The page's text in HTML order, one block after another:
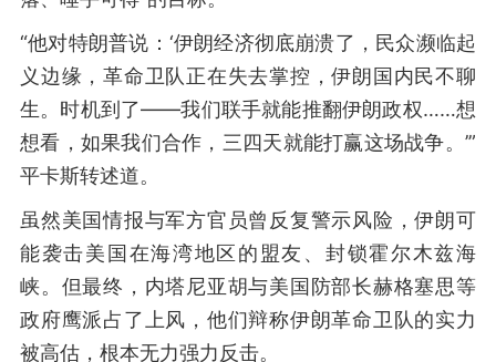
“他对特朗普说：‘伊朗经济彻底崩溃了，民众濒临起
义边缘，革命卫队正在失去掌控，伊朗国内民不聊
生。时机到了——我们联手就能推翻伊朗政权……想
想看，如果我们合作，三四天就能打赢这场战争。’”
平卡斯转述道。
虽然美国情报与军方官员曾反复警示风险，伊朗可
能袭击美国在海湾地区的盟友、封锁霍尔木兹海
峡。但最终，内塔尼亚胡与美国防部长赫格塞思等
政府鹰派占了上风，他们辩称伊朗革命卫队的实力
被高估，根本无力强力反击。